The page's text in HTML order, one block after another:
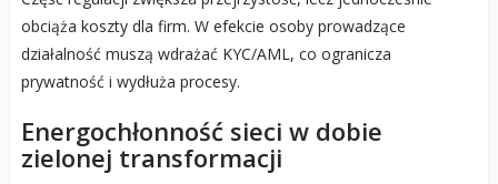
obciąża koszty dla firm. W efekcie osoby prowadzące
działalność muszą wdrażać KYC/AML, co ogranicza
prywatność i wydłuża procesy.
Energochłonność sieci w dobie
zielonej transformacji